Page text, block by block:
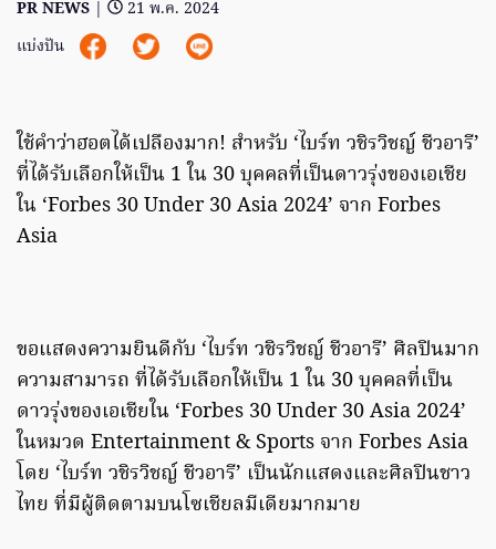
PR NEWS |
21 พ.ค. 2024
แบ่งปัน
ใช้คำว่าฮอตได้เปลืองมาก! สำหรับ ‘ไบร์ท วชิรวิชญ์ ชีวอารี’
ที่ได้รับเลือกให้เป็น 1 ใน 30 บุคคลที่เป็นดาวรุ่งของเอเชีย
ใน ‘Forbes 30 Under 30 Asia 2024’ จาก Forbes
Asia
ขอแสดงความยินดีกับ ‘ไบร์ท วชิรวิชญ์ ชีวอารี’ ศิลปินมาก
ความสามารถ ที่ได้รับเลือกให้เป็น 1 ใน 30 บุคคลที่เป็น
ดาวรุ่งของเอเชียใน ‘Forbes 30 Under 30 Asia 2024’
ในหมวด Entertainment & Sports จาก Forbes Asia
โดย ‘ไบร์ท วชิรวิชญ์ ชีวอารี’ เป็นนักแสดงและศิลปินชาว
ไทย ที่มีผู้ติดตามบนโซเชียลมีเดียมากมาย